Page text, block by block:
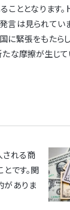
ととなります。
言は見られてい
緊張をもたら
な摩擦が生じて
される商
です。関
がありま